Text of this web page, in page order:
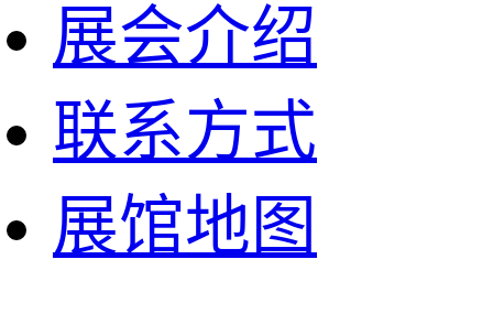
展会介绍
联系方式
展馆地图